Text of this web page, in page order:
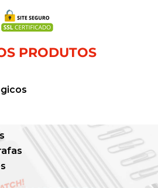
PRODUTOS